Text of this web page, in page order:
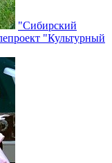
"Сибирский
"Культурный